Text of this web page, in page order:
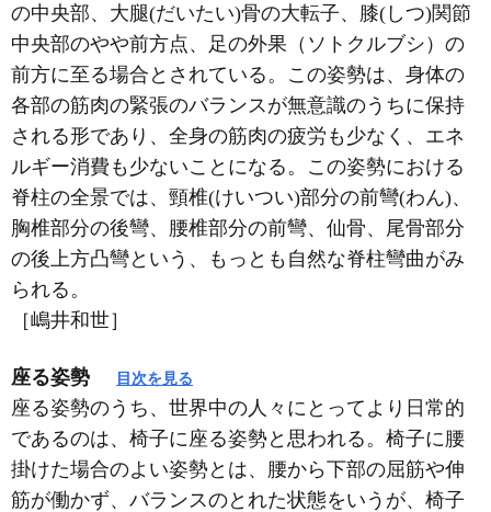
の中央部、大腿(だいたい)骨の大転子、膝(しつ)関節
中央部のやや前方点、足の外果（ソトクルブシ）の
前方に至る場合とされている。この姿勢は、身体の
各部の筋肉の緊張のバランスが無意識のうちに保持
される形であり、全身の筋肉の疲労も少なく、エネ
ルギー消費も少ないことになる。この姿勢における
脊柱の全景では、頸椎(けいつい)部分の前彎(わん)、
胸椎部分の後彎、腰椎部分の前彎、仙骨、尾骨部分
の後上方凸彎という、もっとも自然な脊柱彎曲がみ
られる。
［嶋井和世］
座る姿勢 目次を見る
座る姿勢のうち、世界中の人々にとってより日常的
であるのは、椅子に座る姿勢と思われる。椅子に腰
掛けた場合のよい姿勢とは、腰から下部の屈筋や伸
筋が働かず、バランスのとれた状態をいうが、椅子